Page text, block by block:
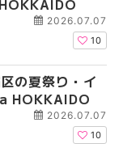
2026.07.07
10
の夏祭り・イ
HOKKAIDO
2026.07.07
10
まとめ |
年夏 札幌市中央
まとめ |
まとめ |
年夏 札幌市東区
とめ | MouLa